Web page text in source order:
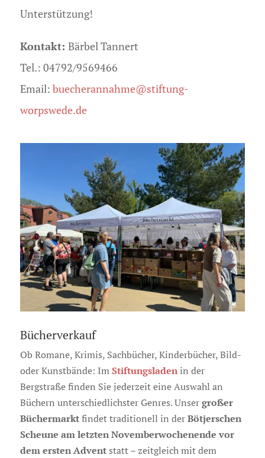
Unterstützung!
Kontakt: Bärbel Tannert
Tel.: 04792/9569466
Email: buecherannahme@stiftung-
worpswede.de
Bücherverkauf
Ob Romane, Krimis, Sachbücher, Kinderbücher, Bild-
oder Kunstbände: Im Stiftungsladen in der
Bergstraße finden Sie jederzeit eine Auswahl an
Büchern unterschiedlichster Genres. Unser großer
Büchermarktfindet traditionell in der Bötjerschen
Scheune am letzten Novemberwochenende vor
dem ersten Adventstatt – zeitgleich mit dem